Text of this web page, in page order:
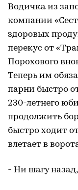
Водичка из
компании
здоровых
перекус от
Порохового
Теперь им
парни быстро
230-летнего
продолжить
быстро ходит
влетает в
- Ни шагу